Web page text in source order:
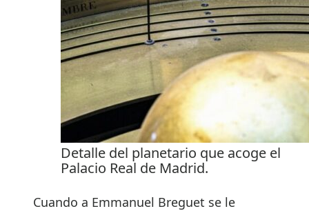
Detalle del planetario que acoge el
Palacio Real de Madrid.
Cuando a Emmanuel Breguet se le